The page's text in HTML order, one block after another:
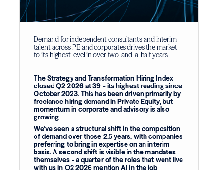
Demand for independent consultants and interim
talent across PE and corporates drives the market
to its highest level in over two-and-a-half years
The Strategy and Transformation Hiring Index
closed Q2 2026 at 39 - its highest reading since
October 2023. This has been driven primarily by
freelance hiring demand in Private Equity, but
momentum in corporate and advisory is also
growing.
We’ve seen a structural shift in the composition
of demand over those 2.5 years, with companies
preferring to bring in expertise on an interim
basis. A second shift is visible in the mandates
themselves - a quarter of the roles that went live
with us in Q2 2026 mention AI in the job